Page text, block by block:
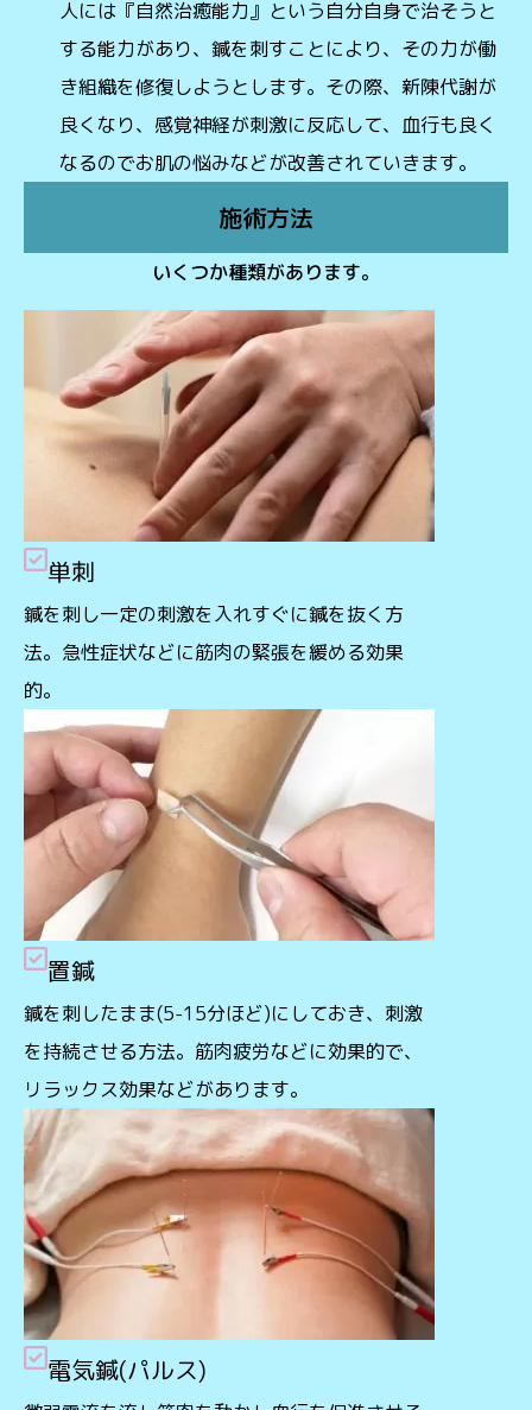
人には『自然治癒能力』という自分自身で治そうと
する能力があり、鍼を刺すことにより、その力が働
き組織を修復しようとします。その際、新陳代謝が
良くなり、感覚神経が刺激に反応して、血行も良く
なるのでお肌の悩みなどが改善されていきます。
施術方法
いくつか種類があります。
単刺
鍼を刺し一定の刺激を入れすぐに鍼を抜く方
法。急性症状などに筋肉の緊張を緩める効果
的。
置鍼
鍼を刺したまま(5-15分ほど)にしておき、刺激
を持続させる方法。筋肉疲労などに効果的で、
リラックス効果などがあります。
電気鍼(パルス)